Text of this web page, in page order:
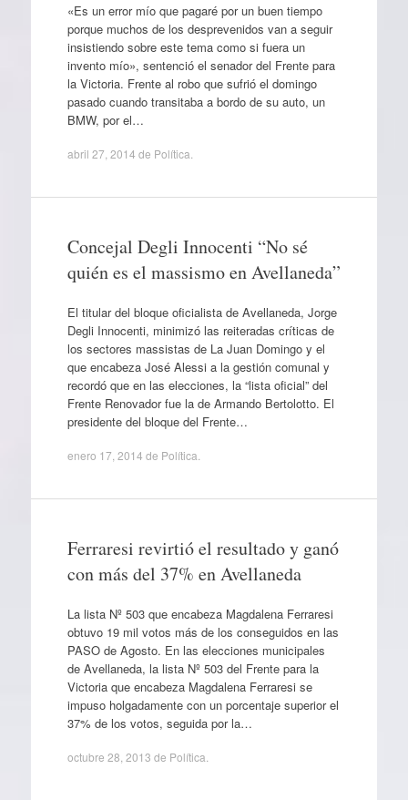
«Es un error mío que pagaré por un buen tiempo
porque muchos de los desprevenidos van a seguir
insistiendo sobre este tema como si fuera un
invento mío», sentenció el senador del Frente para
la Victoria. Frente al robo que sufrió el domingo
pasado cuando transitaba a bordo de su auto, un
BMW, por el…
abril 27, 2014 de Política
Concejal Degli Innocenti “No sé
quién es el massismo en Avellaneda”
El titular del bloque oficialista de Avellaneda, Jorge
Degli Innocenti, minimizó las reiteradas críticas de
los sectores massistas de La Juan Domingo y el
que encabeza José Alessi a la gestión comunal y
recordó que en las elecciones, la “lista oficial” del
Frente Renovador fue la de Armando Bertolotto. El
presidente del bloque del Frente…
enero 17, 2014 de Política
Ferraresi revirtió el resultado y ganó
con más del 37% en Avellaneda
La lista Nº 503 que encabeza Magdalena Ferraresi
obtuvo 19 mil votos más de los conseguidos en las
PASO de Agosto. En las elecciones municipales
de Avellaneda, la lista Nº 503 del Frente para la
Victoria que encabeza Magdalena Ferraresi se
impuso holgadamente con un porcentaje superior el
37% de los votos, seguida por la…
octubre 28, 2013 de Política